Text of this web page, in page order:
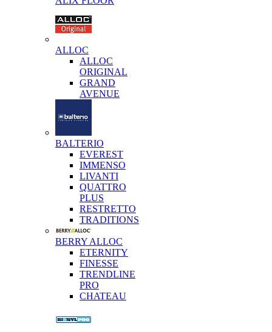
ALLOC
ALLOC
ORIGINAL
GRAND
AVENUE
BALTERIO
EVEREST
IMMENSO
LIVANTI
QUATTRO
PLUS
RESTRETTO
TRADITIONS
BERRY ALLOC
ETERNITY
FINESSE
TRENDLINE
PRO
CHATEAU